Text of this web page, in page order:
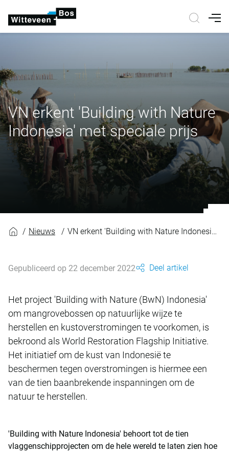
VN erkent 'Building with Nature
Indonesia' met speciale prijs
Nieuws VN erkent 'Building with Nature Indonesia' met speciale prijs
Gepubliceerd op 22 december 2022 Deel artikel
Het project 'Building with Nature (BwN) Indonesia'
om mangrovebossen op natuurlijke wijze te
herstellen en kustoverstromingen te voorkomen, is
bekroond als World Restoration Flagship Initiative.
Het initiatief om de kust van Indonesië te
beschermen tegen overstromingen is hiermee een
van de tien baanbrekende inspanningen om de
natuur te herstellen.
'Building with Nature Indonesia' behoort tot de tien
vlaggenschipprojecten om de hele wereld te laten zien hoe